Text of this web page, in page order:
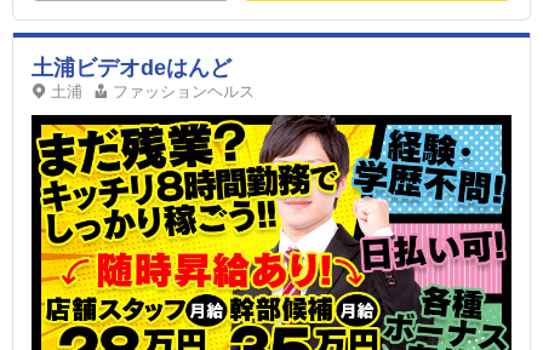
茨城 水戸：水戸駅からバス5分 ■福岡 福岡：中洲川
端駅から徒歩8分 ■北海道 札幌：すすきの駅から徒
歩5分 ■中国・四国 鳥取：米子市皆生温泉観光セン
ターから徒歩4分 ＼オトコの出稼ぎキャンペーン実
施中!!／ ⇒1年勤務480万円＋目標達成報奨金100万
円☆※今だけ限定引越し代も当社負担！！！ ■愛媛
松山市：道後温泉 他にも続々出店予定。 遠方から
のご応募の方にはWEB面接対応しております。
土浦ビデオdeはんど
土浦 ファッションヘルス